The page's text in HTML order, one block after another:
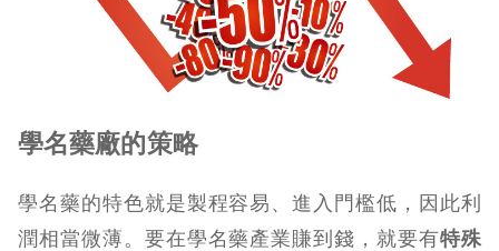
學名藥廠的策略
學名藥的特色就是製程容易、進入門檻低，因此利
潤相當微薄。要在學名藥產業賺到錢，就要有特殊